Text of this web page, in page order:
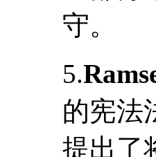
守。
5.
的宪法
提出了